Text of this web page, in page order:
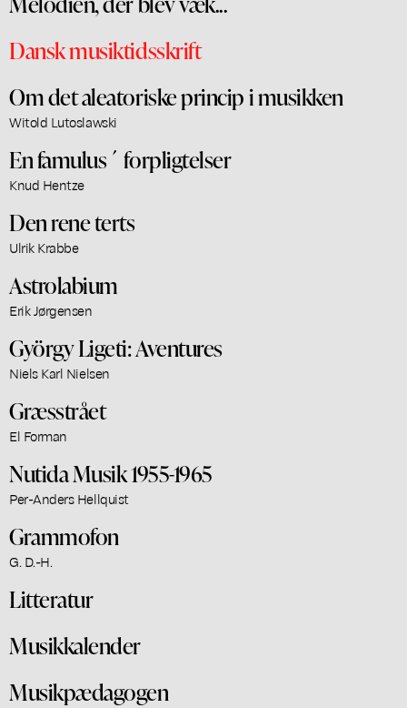
Dansk musiktidsskrift
Om det aleatoriske princip i musikken
Witold Lutoslawski
En famulus´ forpligtelser
Knud Hentze
Den rene terts
Ulrik Krabbe
Astrolabium
Erik Jørgensen
György Ligeti: Aventures
Niels Karl Nielsen
Græsstrået
El Forman
Nutida Musik 1955-1965
Per-Anders Hellquist
Grammofon
G. D.-H.
Litteratur
Musikkalender
Musikpædagogen